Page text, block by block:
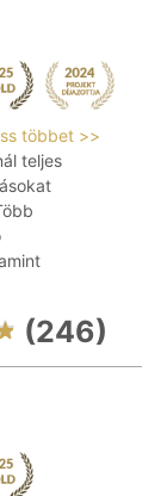
többet >>
teljes
(246)